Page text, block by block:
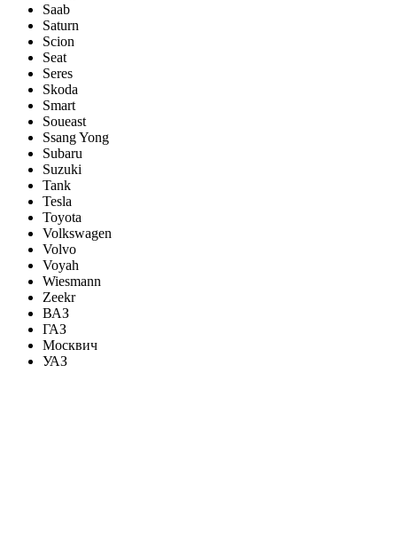
Saab
Saturn
Scion
Seat
Seres
Skoda
Smart
Soueast
Ssang Yong
Subaru
Suzuki
Tank
Tesla
Toyota
Volkswagen
Volvo
Voyah
Wiesmann
Zeekr
ВАЗ
ГАЗ
Москвич
УАЗ